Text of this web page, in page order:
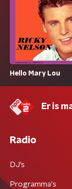
Hello Mary Lou
Er is
Radio
DJ’s
Programma's